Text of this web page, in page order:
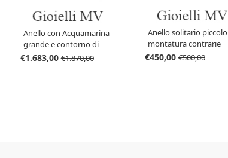
Anello con Acquamarina
grande e contorno di
diamanti
€1.683,00€1.870,00
Anello solitario piccolo
montatura contrarie
sfalsata
€450,00 €500,00